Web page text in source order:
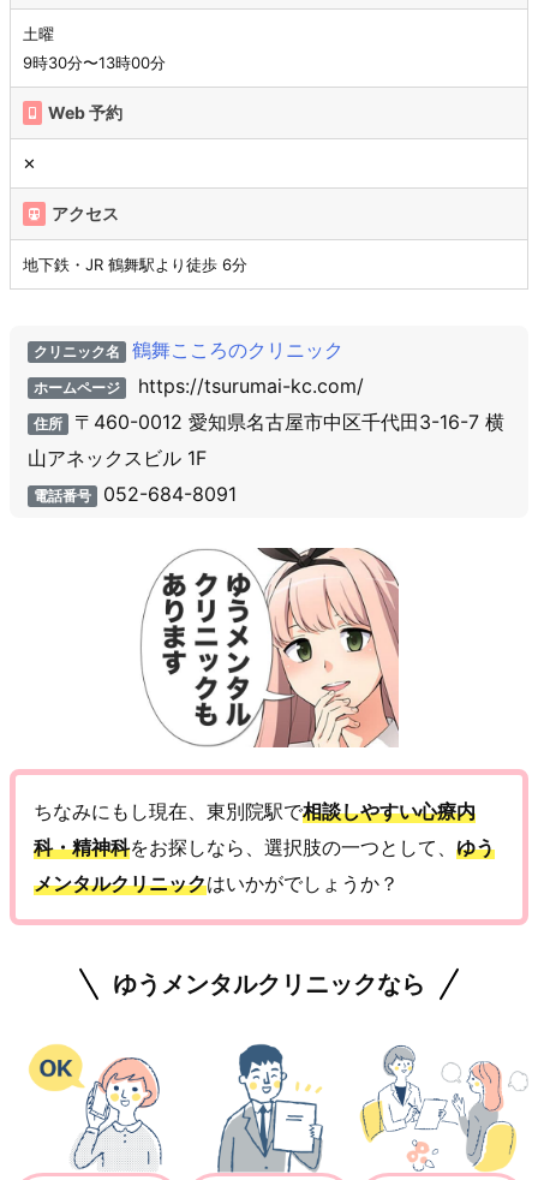
土曜
9時30分〜13時00分
Web 予約
✕
アクセス
地下鉄・JR 鶴舞駅より徒歩 6分
クリニック名 鶴舞こころのクリニック
ホームページ https://tsurumai-kc.com/
住所 〒460-0012 愛知県名古屋市中区千代田3-16-7 横
山アネックスビル 1F
電話番号 052-684-8091
ちなみにもし現在、東別院駅で相談しやすい心療内
科・精神科をお探しなら、選択肢の一つとして、 ゆう
メンタルクリニックはいかがでしょうか？
ゆうメンタルクリニックなら